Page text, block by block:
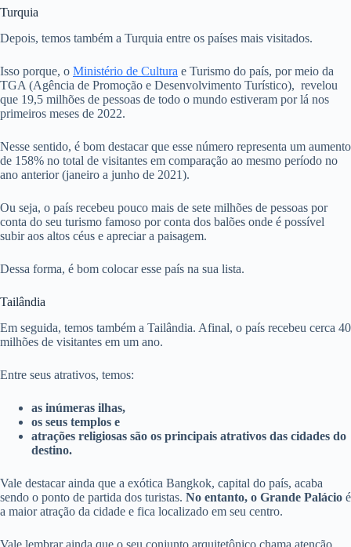
Turquia
Depois, temos também a Turquia entre os países mais visitados.
Isso porque, o Ministério de Cultura e Turismo do país, por meio da
TGA (Agência de Promoção e Desenvolvimento Turístico), revelou
que 19,5 milhões de pessoas de todo o mundo estiveram por lá nos
primeiros meses de 2022.
Nesse sentido, é bom destacar que esse número representa um aumento
de 158% no total de visitantes em comparação ao mesmo período no
ano anterior (janeiro a junho de 2021).
Ou seja, o país recebeu pouco mais de sete milhões de pessoas por
conta do seu turismo famoso por conta dos balões onde é possível
subir aos altos céus e apreciar a paisagem.
Dessa forma, é bom colocar esse país na sua lista.
Tailândia
Em seguida, temos também a Tailândia. Afinal, o país recebeu cerca 40
milhões de visitantes em um ano.
Entre seus atrativos, temos:
as inúmeras ilhas,
os seus templos e
atrações religiosas são os principais atrativos das cidades do
destino.
Vale destacar ainda que a exótica Bangkok, capital do país, acaba
sendo o ponto de partida dos turistas. No entanto, o Grande Palácio é
a maior atração da cidade e fica localizado em seu centro.
Vale lembrar ainda que o seu conjunto arquitetônico chama atenção